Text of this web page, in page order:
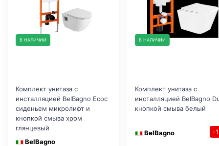
В НАЛИЧИИ
Комплект унитаза с
инсталляцией BelBagno Ecoс
сиденьем микролифт и
кнопкой смыва хром
глянцевый
BelBagno
В НАЛИЧИИ
Комплект унитаза с
инсталляцией BelBagno
кнопкой смыва белый
BelBagno -